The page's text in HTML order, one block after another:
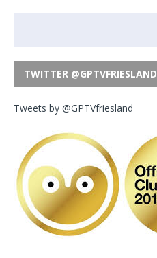
TWITTER @GPTVFRIESLAND
Tweets by @GPTVfriesland